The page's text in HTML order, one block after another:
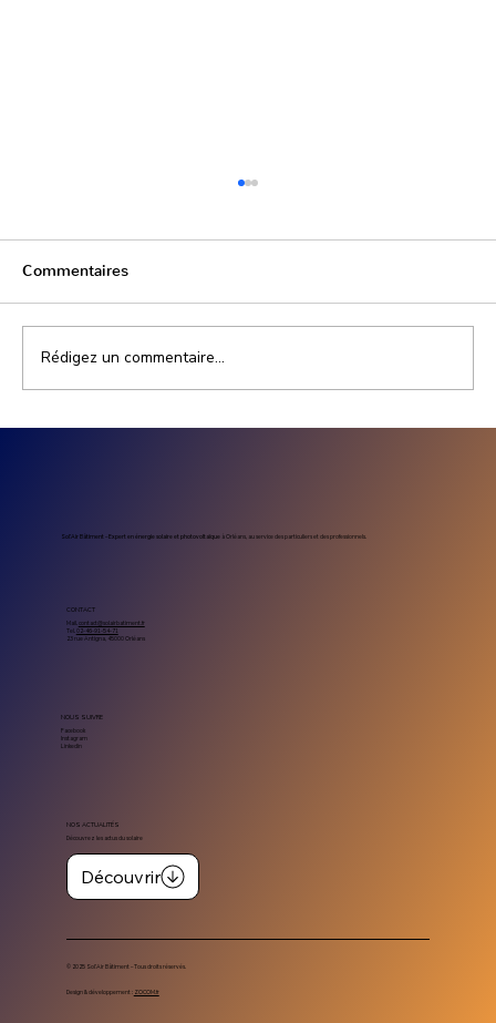
Commentaires
Rédigez un commentaire...
Sol’Air Bâtiment – Expert en énergie solaire et photovoltaïqueà Orléans, au service des particuliers et des professionnels.
CONTACT
Mail.contact@solairbatiment.fr
Tel.02-46-91-54-71
23 rue Antigna, 45000 Orléans
NOUS SUIVRE
Facebook
Instagram
Linkedin
NOS ACTUALITÉS
Découvrez les actus du solaire
Découvrir
© 2025 Sol’Air Bâtiment – Tous droits réservés.
Design & développement : ZOCOM.fr